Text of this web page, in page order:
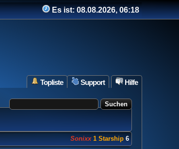
Es ist:08.08.2026, 06:18
Hilfe
Support
Topliste
Sonixx 1 Starship 682 Punkte